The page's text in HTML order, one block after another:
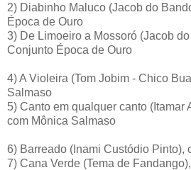
2) Diabinho Maluco (Jacob do
Época de Ouro
3) De Limoeiro a Mossoró (Jacob
Conjunto Época de Ouro
4) A Violeira (Tom Jobim - Chico
Salmaso
5) Canto em qualquer canto (Itamar
com Mônica Salmaso
6) Barreado (Inami Custódio Pinto),
7) Cana Verde (Tema de